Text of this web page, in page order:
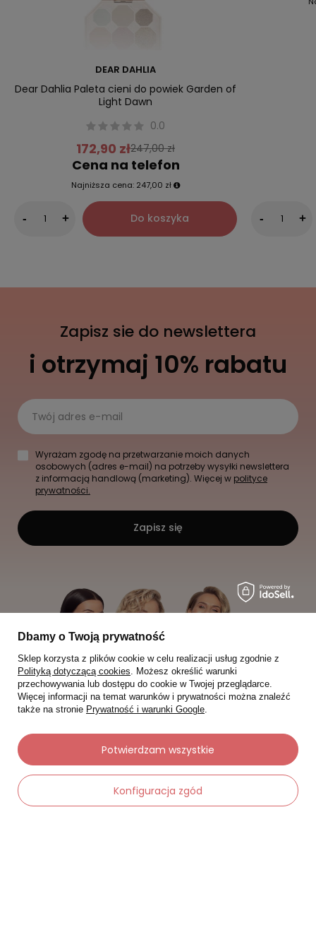
DEAR DAHLIA
Dear Dahlia Paleta cieni do powiek Garden of
Light Dawn
0.0
172,90 zł247,00 zł
Cena na telefon
Najniższa cena: 247,00 zł
- + Do koszyka - +
Zapisz sie do newslettera
i otrzymaj 10% rabatu
Twój adres e-mail
Wyrażam zgodę na przetwarzanie moich danych
osobowych (adres e-mail) na potrzeby wysyłki newslettera
z informacją handlową (marketing). Więcej w polityce
prywatności.
Zapisz się
Moje zamówienia
Dbamy o Twoją prywatność
Sklep korzysta z plików cookie w celu realizacji usług zgodnie z
Polityką dotyczącą cookies. Możesz określić warunki
przechowywania lub dostępu do cookie w Twojej przeglądarce.
Więcej informacji na temat warunków i prywatności można znaleźć
także na stronie Prywatność i warunki Google.
Konfiguracja zgód
Potwierdzam wszystkie